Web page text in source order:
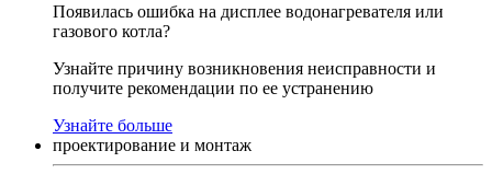
Появилась ошибка на дисплее водонагревателя или
газового котла?
Узнайте причину возникновения неисправности и
получите рекомендации по ее устранению
Узнайте больше
проектирование и монтаж